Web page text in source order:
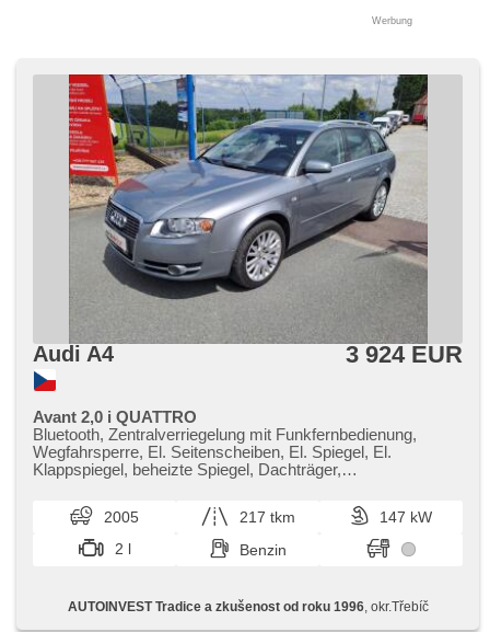
Werbung
Audi A4 3 924 EUR
Avant 2,0 i QUATTRO
Bluetooth, Zentralverriegelung mit Funkfernbedienung,
Wegfahrsperre, El. Seitenscheiben, El. Spiegel, El.
Klappspiegel, beheizte Spiegel, Dachträger,
rezervní kolo, Klimaautomatik, Teilbare Rücksitzbank,
höheneinstellbare Sitze, Lenkrad einstellbar,
Heckscheibenwischer, 6x Airbag, 2-Zonen Klimaanlage,
Bordcomputer, zadní loketní opěrka, Außenthermometer,
Handgetriebe, 6 Geschwindigkeitsgänge, Antrieb 4x4, erfüllt
'EURO IV'
2005 217 tkm
147 kW
2 l
Benzin
AUTOINVEST Tradice a zkušenost od roku 1996, okr.Třebíč